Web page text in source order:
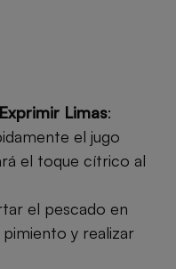
Limas:
el jugo
el toque cítrico al
el pescado en
y realizar